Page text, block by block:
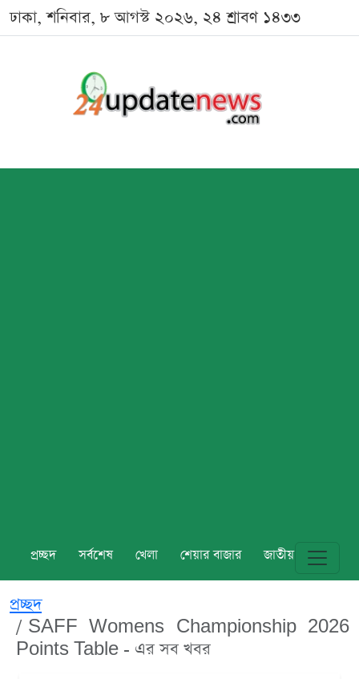
ঢাকা, শনিবার, ৮ আগস্ট ২০২৬, ২৪ শ্রাবণ ১৪৩৩
প্রচ্ছদ সর্বশেষ খেলা শেয়ার বাজার জাতীয় বিশ্ব
প্রচ্ছদ
SAFF Womens Championship 2026
Points Table - এর সব খবর